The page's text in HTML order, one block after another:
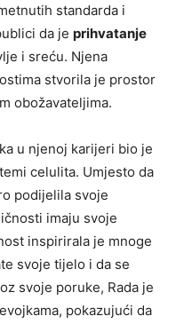
standarda i
da je prihvatanje
i sreću. Njena
stvorila je prostor
obožavateljima.
u njenoj karijeri bio je
celulita. Umjesto da
podijelila svoje
imaju svoje
inspirirala je mnoge
svoje tijelo i da se
svoje poruke, Rada je
pokazujući da